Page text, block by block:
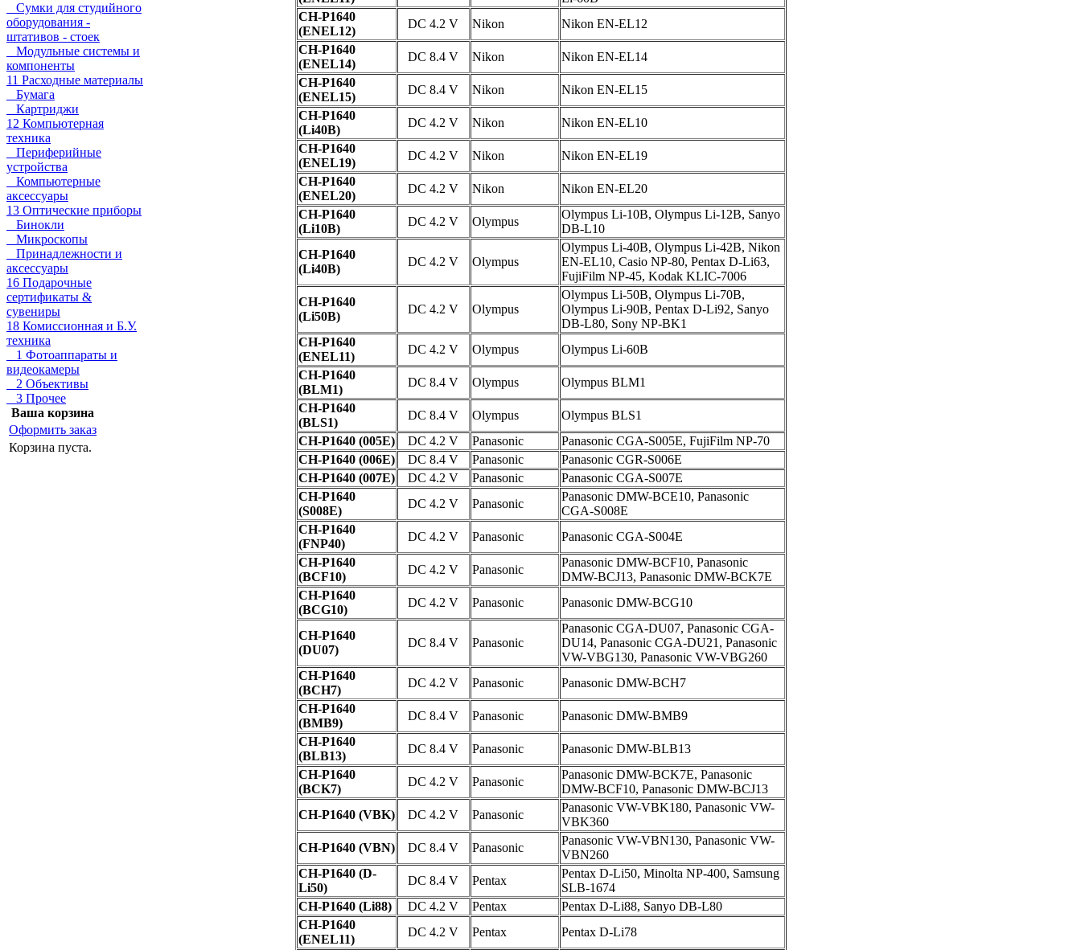
Сумки для студийного
оборудования -
штативов - стоек
Модульные системы и
компоненты
11 Расходные материалы
Бумага
Картриджи
12 Компьютерная
техника
Периферийные
устройства
Компьютерные
аксессуары
13 Оптические приборы
Бинокли
Микроскопы
Принадлежности и
аксессуары
16 Подарочные
сертификаты &
сувениры
18 Комиссионная и Б.У.
техника
1 Фотоаппараты и
видеокамеры
2 Объективы
3 Прочее
Ваша корзина
Оформить заказ
Корзина пуста.
CH-P1640
(ENEL12)
DC 4.2 V Nikon
Nikon EN-EL12
CH-P1640
(ENEL14)
DC 8.4 V Nikon
Nikon EN-EL14
CH-P1640
(ENEL15)
DC 8.4 V Nikon
Nikon EN-EL15
CH-P1640
(Li40B)
DC 4.2 V Nikon
Nikon EN-EL10
CH-P1640
(ENEL19)
DC 4.2 V Nikon
Nikon EN-EL19
CH-P1640
(ENEL20)
DC 4.2 V Nikon
Nikon EN-EL20
CH-P1640
(Li10B)
DC 4.2 V Olympus
Olympus Li-10B, Olympus Li-12B, Sanyo
DB-L10
CH-P1640
(Li40B)
DC 4.2 V Olympus
Olympus Li-40B, Olympus Li-42B, Nikon
EN-EL10, Casio NP-80, Pentax D-Li63,
FujiFilm NP-45, Kodak KLIC-7006
CH-P1640
(Li50B)
DC 4.2 V Olympus
Olympus Li-50B, Olympus Li-70B,
Olympus Li-90B, Pentax D-Li92, Sanyo
DB-L80, Sony NP-BK1
CH-P1640
(ENEL11)
DC 4.2 V Olympus
Olympus Li-60B
CH-P1640
(BLM1)
DC 8.4 V Olympus
Olympus BLM1
CH-P1640
(BLS1)
DC 8.4 V Olympus
Olympus BLS1
CH-P1640 (005E)
DC 4.2 V Panasonic
Panasonic CGA-S005E, FujiFilm NP-70
CH-P1640 (006E)
DC 8.4 V Panasonic
Panasonic CGR-S006E
CH-P1640 (007E)
DC 4.2 V Panasonic
Panasonic CGA-S007E
CH-P1640
(S008E)
DC 4.2 V Panasonic
Panasonic DMW-BCE10, Panasonic
CGA-S008E
CH-P1640
(FNP40)
DC 4.2 V Panasonic
Panasonic CGA-S004E
CH-P1640
(BCF10)
DC 4.2 V Panasonic
Panasonic DMW-BCF10, Panasonic
DMW-BCJ13, Panasonic DMW-BCK7E
CH-P1640
(BCG10)
DC 4.2 V Panasonic Panasonic DMW-BCG10
CH-P1640
(DU07)
DC 8.4 V Panasonic
Panasonic CGA-DU07, Panasonic CGA-
DU14, Panasonic CGA-DU21, Panasonic
VW-VBG130, Panasonic VW-VBG260
CH-P1640
(BCH7)
DC 4.2 V Panasonic
Panasonic DMW-BCH7
CH-P1640
(BMB9)
DC 8.4 V Panasonic
Panasonic DMW-BMB9
CH-P1640
(BLB13)
DC 8.4 V Panasonic
Panasonic DMW-BLB13
CH-P1640
(BCK7)
DC 4.2 V Panasonic
Panasonic DMW-BCK7E, Panasonic
DMW-BCF10, Panasonic DMW-BCJ13
CH-P1640 (VBK)
DC 4.2 V Panasonic
Panasonic VW-VBK180, Panasonic VW-
VBK360
CH-P1640 (VBN)
DC 8.4 V Panasonic
Panasonic VW-VBN130, Panasonic VW-
VBN260
CH-P1640 (D-
Li50)
DC 8.4 V Pentax
Pentax D-Li50, Minolta NP-400, Samsung
SLB-1674
CH-P1640 (Li88)
DC 4.2 V Pentax
Pentax D-Li88, Sanyo DB-L80
CH-P1640
(ENEL11)
DC 4.2 V Pentax Pentax D-Li78